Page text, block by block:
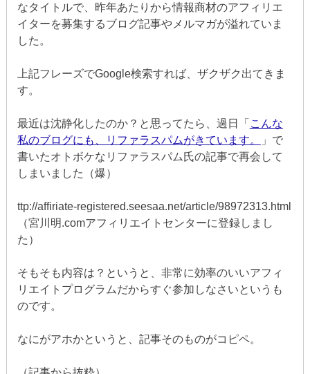
なタイトルで、昨年あたりから情報商材のアフィリエ
イターを募集するブログ記事やメルマガが溢れていま
した。
上記フレーズでGoogle検索すれば、ザクザク出てきま
す。
最近は沈静化したのか？と思ってたら、過日「 こんな
私のブログにも、リファラスパムがきています。
」で
書いたオトボケなリファラスパム氏の記事で再会して
しまいました（爆）
ttp://affiriate-registered.seesaa.net/article/98972313.html
（宮川明.comアフィリエイトセンターに登録しまし
た）
そもそも内容は？というと、非常に効率のいいアフィ
リエイトプログラムだからすぐ参加しなさいというも
のです。
なにがアホかというと、記事そのものがコピペ。